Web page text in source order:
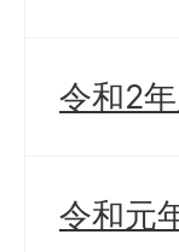
令和2
令和元